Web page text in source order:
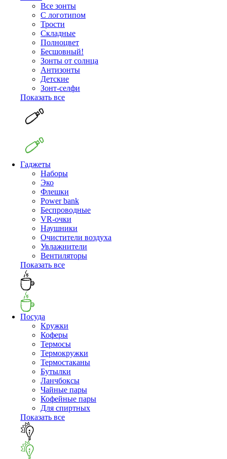
Все зонты
С логотипом
Трости
Складные
Полноцвет
Бесшовный!
Зонты от солнца
Антизонты
Детские
Зонт-селфи
Показать все
Гаджеты
Наборы
Эко
Флешки
Power bank
Беспроводные
VR-очки
Наушники
Очистители воздуха
Увлажнители
Вентиляторы
Показать все
Посуда
Кружки
Коферы
Термосы
Термокружки
Термостаканы
Бутылки
Ланчбоксы
Чайные пары
Кофейные пары
Для спиртных
Показать все